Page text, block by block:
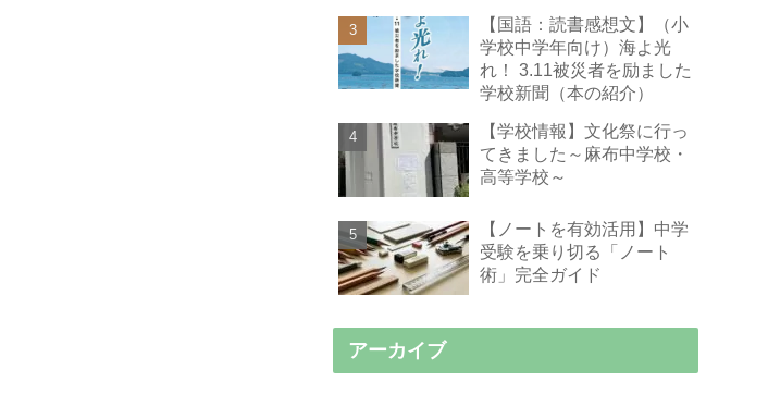
【国語：読書感想文】（小
学校中学年向け）海よ光
れ！ 3.11被災者を励ました
学校新聞（本の紹介）
【学校情報】文化祭に行っ
てきました～麻布中学校・
高等学校～
【ノートを有効活用】中学
受験を乗り切る「ノート
術」完全ガイド
アーカイブ